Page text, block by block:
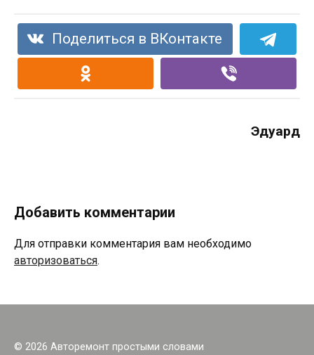
Поделиться в ВКонтакте
Эдуард
Добавить комментарии
Для отправки комментария вам необходимо
авторизоваться.
© 2026 Авторемонт простыми словами